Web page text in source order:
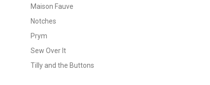
Maison Fauve
Notches
Prym
Sew Over It
Tilly and the Buttons